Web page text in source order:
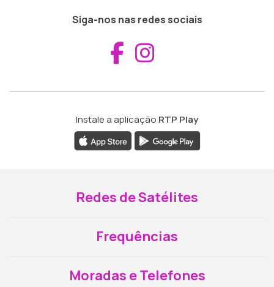
Siga-nos nas redes sociais
Aceder ao
Instale a aplicação RTP Play
Redes de Satélites
Frequências
Moradas e Telefones